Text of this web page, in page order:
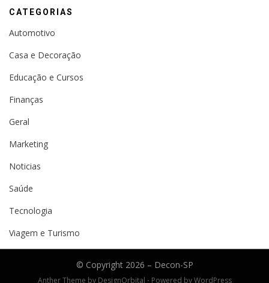
CATEGORIAS
Automotivo
Casa e Decoração
Educação e Cursos
Finanças
Geral
Marketing
Noticias
Saúde
Tecnologia
Viagem e Turismo
© Copyright 2026 – Decon-SP
Anther Theme by DesignOrbital ⋅ Powered byWordPress